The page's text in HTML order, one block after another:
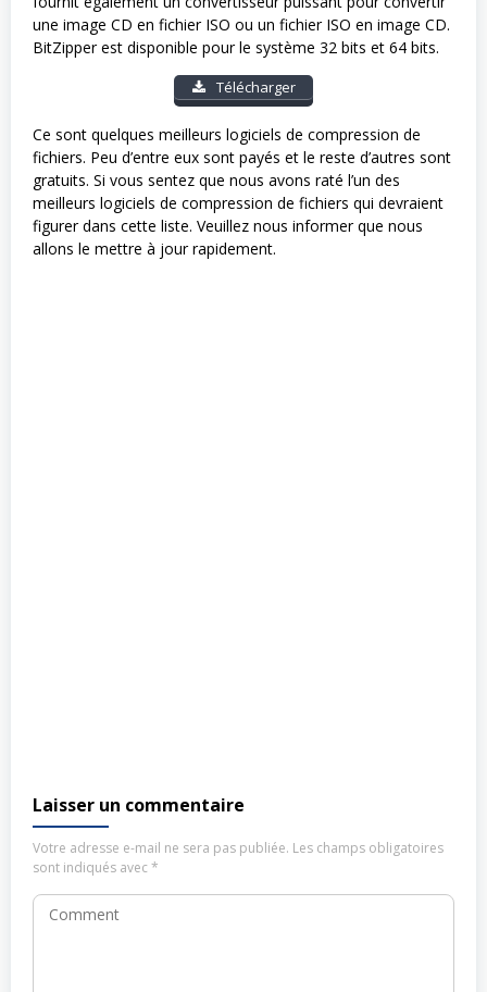
une image CD en fichier ISO ou un fichier ISO en image CD.
BitZipper est disponible pour le système 32 bits et 64 bits.
Télécharger
Ce sont quelques meilleurs logiciels de compression de
fichiers. Peu d’entre eux sont payés et le reste d’autres sont
gratuits. Si vous sentez que nous avons raté l’un des
meilleurs logiciels de compression de fichiers qui devraient
figurer dans cette liste. Veuillez nous informer que nous
allons le mettre à jour rapidement.
Laisser un commentaire
Votre adresse e-mail ne sera pas publiée. Les champs obligatoires
sont indiqués avec*